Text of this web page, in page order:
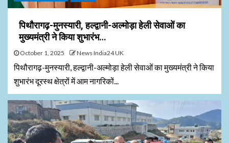
पिथौरागढ़-मुनस्यारी, हल्द्वानी-अल्मोड़ा हेली सेवाओं का
मुख्यमंत्री ने किया शुभारंभ…
October 1, 2025 News India24 UK
पिथौरागढ़-मुनस्यारी, हल्द्वानी-अल्मोड़ा हेली सेवाओं का मुख्यमंत्री ने किया
शुभारंभ दूरस्थ क्षेत्रों में आम नागरिकों...